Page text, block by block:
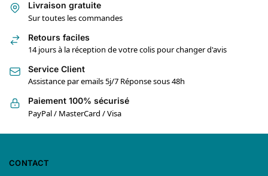
Livraison gratuite
Sur toutes les commandes
Retours faciles
14 jours à la réception de votre colis pour changer d'avis
Service Client
Assistance par emails 5j/7 Réponse sous 48h
Paiement 100% sécurisé
PayPal / MasterCard / Visa
CONTACT